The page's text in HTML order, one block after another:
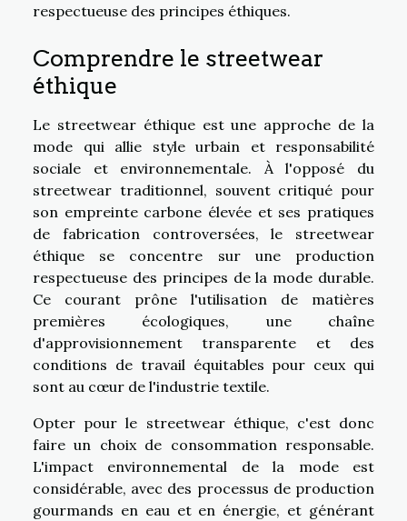
respectueuse des principes éthiques.
Comprendre le streetwear
éthique
Le streetwear éthique est une approche de la
mode qui allie style urbain et responsabilité
sociale et environnementale. À l'opposé du
streetwear traditionnel, souvent critiqué pour
son empreinte carbone élevée et ses pratiques
de fabrication controversées, le streetwear
éthique se concentre sur une production
respectueuse des principes de la mode durable.
Ce courant prône l'utilisation de matières
premières écologiques, une chaîne
d'approvisionnement transparente et des
conditions de travail équitables pour ceux qui
sont au cœur de l'industrie textile.
Opter pour le streetwear éthique, c'est donc
faire un choix de consommation responsable.
L'impact environnemental de la mode est
considérable, avec des processus de production
gourmands en eau et en énergie, et générant